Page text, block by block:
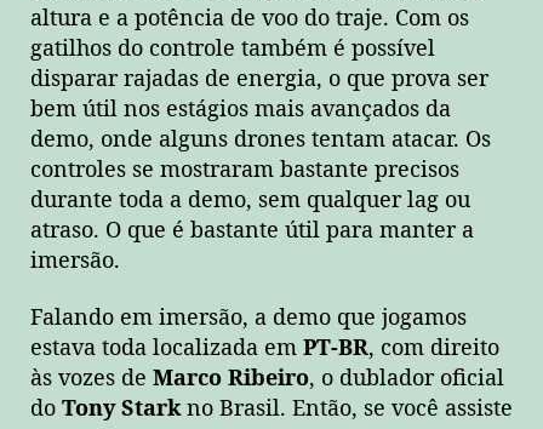
altura e a potência de voo do traje. Com os
gatilhos do controle também é possível
disparar rajadas de energia, o que prova ser
bem útil nos estágios mais avançados da
demo, onde alguns drones tentam atacar. Os
controles se mostraram bastante precisos
durante toda a demo, sem qualquer lag ou
atraso. O que é bastante útil para manter a
imersão.
Falando em imersão, a demo que jogamos
estava toda localizada em PT-BR, com direito
às vozes de Marco Ribeiro, o dublador oficial
do Tony Starkno Brasil. Então, se você assiste